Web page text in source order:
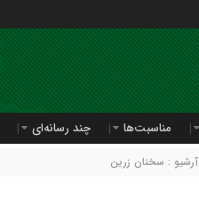
مناسبت‌ها چند رسانه‌ای
آرشیو : سخنان زرین